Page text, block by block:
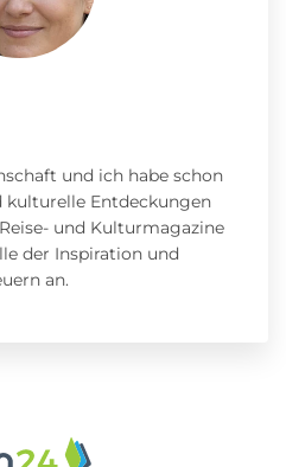
und ich habe schon
kulturelle Entdeckungen
und Kulturmagazine
der Inspiration und
an.